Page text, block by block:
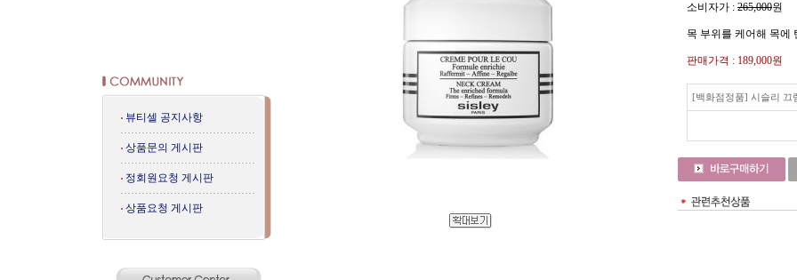
뷰티셀 공지사항
상품문의 게시판
정회원요청 게시판
상품요청 게시판
소비자가 : 265,000원
목 부위를 케어해 목에
판매가격 : 189,000원
[백화점정품] 시슬리 끄